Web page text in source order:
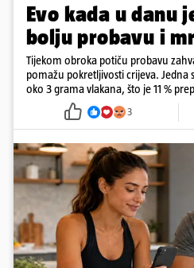
Evo kada u danu
bolju probavu i
Tijekom obroka potiču probavu
pomažu pokretljivosti crijeva. Jedna
oko 3 grama vlakana, što je 11 %
3